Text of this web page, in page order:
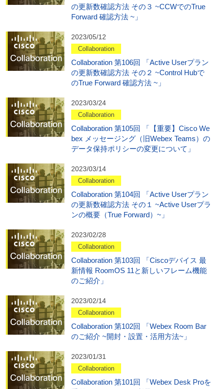
の更新数確認方法 その３ ~CCWでのTrue
Forward 確認方法 ~」
2023/05/12
Collaboration
Collaboration 第106回 「Active Userプラン
の更新数確認方法 その２ ~Control Hubで
のTrue Forward 確認方法 ~」
2023/03/24
Collaboration
Collaboration 第105回 「【重要】Cisco We
bex メッセージング（旧Webex Teams）の
データ保持ポリシーの変更について」
2023/03/14
Collaboration
Collaboration 第104回 「Active Userプラン
の更新数確認方法 その１ ~Active Userプラ
ンの概要（True Forward）~」
2023/02/28
Collaboration
Collaboration 第103回 「Ciscoデバイス 最
新情報 RoomOS 11と新しいフレーム機能
のご紹介」
2023/02/14
Collaboration
Collaboration 第102回 「Webex Room Bar
のご紹介 ~開封・設置・活用方法~」
2023/01/31
Collaboration
Collaboration 第101回 「Webex Desk Proを